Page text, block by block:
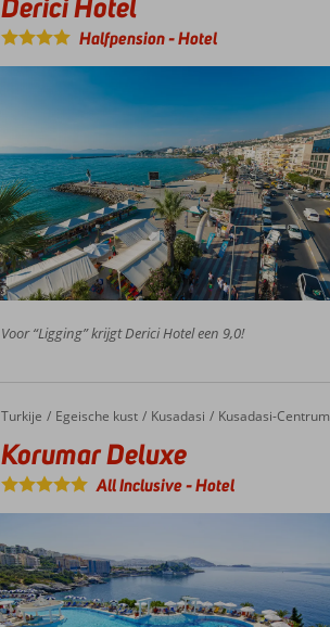
Halfpension-Hotel
Voor “Ligging” krijgt Derici Hotel een 9,0!
Home
Turkije Egeische kust Kusadasi Kusadasi-Centrum
Korumar Deluxe
Korumar Deluxe
All Inclusive-Hotel